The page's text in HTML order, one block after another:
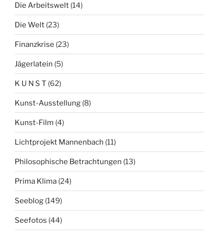
Die Arbeitswelt (14)
Die Welt (23)
Finanzkrise (23)
Jägerlatein (5)
K U N S T (62)
Kunst-Ausstellung (8)
Kunst-Film (4)
Lichtprojekt Mannenbach (11)
Philosophische Betrachtungen (13)
Prima Klima (24)
Seeblog (149)
Seefotos (44)